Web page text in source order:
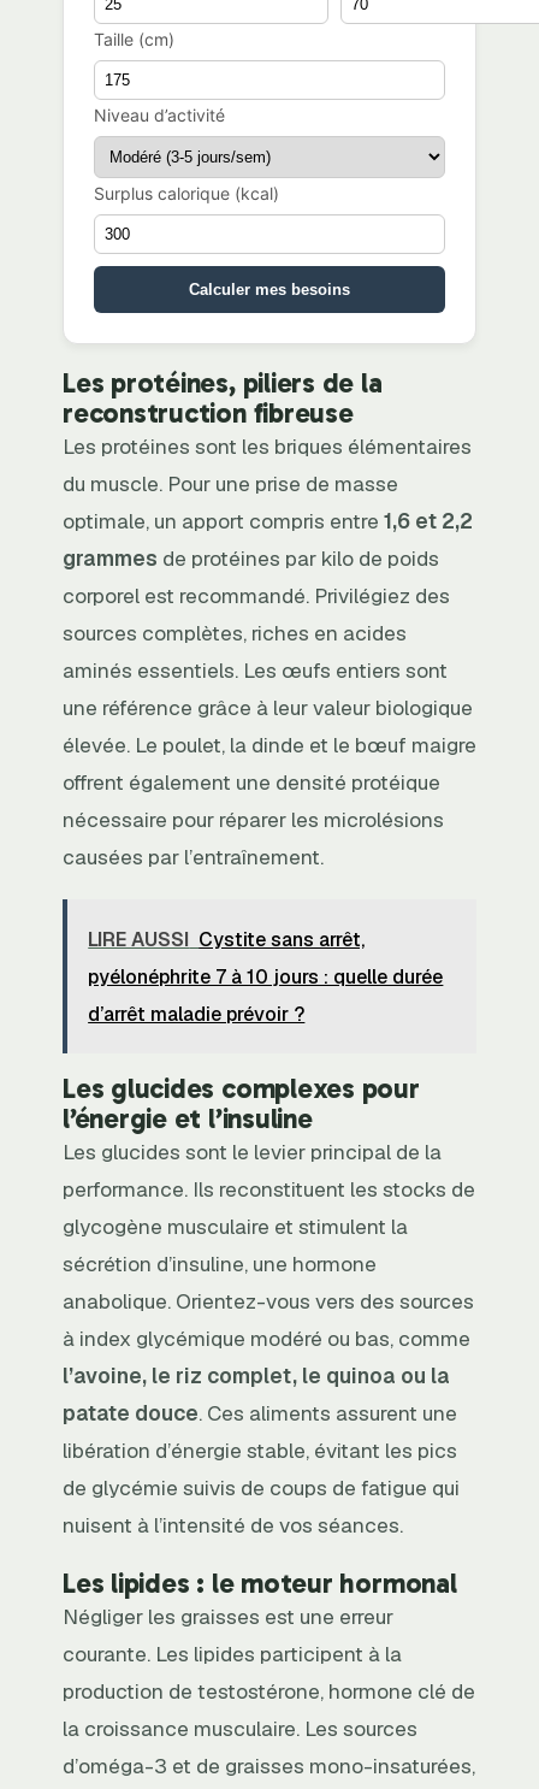
Taille (cm)
Niveau d’activité
Surplus calorique (kcal)
Calculer mes besoins
Les protéines, piliers de la
reconstruction fibreuse
Les protéines sont les briques élémentaires
du muscle. Pour une prise de masse
optimale, un apport compris entre 1,6 et 2,2
grammes de protéines par kilo de poids
corporel est recommandé. Privilégiez des
sources complètes, riches en acides
aminés essentiels. Les œufs entiers sont
une référence grâce à leur valeur biologique
élevée. Le poulet, la dinde et le bœuf maigre
offrent également une densité protéique
nécessaire pour réparer les microlésions
causées par l’entraînement.
LIRE AUSSI Cystite sans arrêt,
pyélonéphrite 7 à 10 jours : quelle durée
d’arrêt maladie prévoir ?
Les glucides complexes pour
l’énergie et l’insuline
Les glucides sont le levier principal de la
performance. Ils reconstituent les stocks de
glycogène musculaire et stimulent la
sécrétion d’insuline, une hormone
anabolique. Orientez-vous vers des sources
à index glycémique modéré ou bas, comme
l’avoine, le riz complet, le quinoa ou la
patate douce. Ces aliments assurent une
libération d’énergie stable, évitant les pics
de glycémie suivis de coups de fatigue qui
nuisent à l’intensité de vos séances.
Les lipides : le moteur hormonal
Négliger les graisses est une erreur
courante. Les lipides participent à la
production de testostérone, hormone clé de
la croissance musculaire. Les sources
d’oméga-3 et de graisses mono-insaturées,